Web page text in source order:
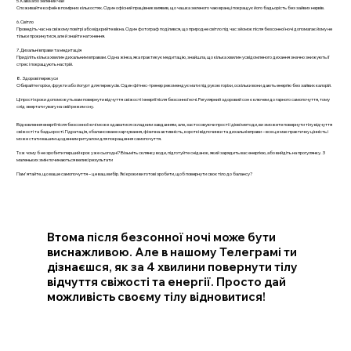
Споживайте кофеїн в помірних кількостях. Один офісний працівник виявив, що чашка зеленого чаю вранці покращує його бадьорість без зайвих нервів.
6. Світло
Проведіть час на свіжому повітрі або відкрийте вікна. Один фотограф поділився, що природне світло під час зйомок після безсонної ночі допомагає йому не
тільки прокинутися, але й знайти натхнення.
7. Дихальні вправи та медитація
Приділіть кілька хвилин дихальним вправам. Одна жінка, яка практикує медитацію, знайшла, що кілька хвилин усвідомленого дихання значно знижують її
стрес і покращують настрій.
8. Здорові перекуси
Обирайте горіхи, фрукти або йогурт для перекусів. Один фітнес-тренер рекомендує мати під рукою горіхи, оскільки вони дають енергію без зайвих калорій.
Ці прості кроки допоможуть вам повернути відчуття свіжості і енергії після безсонної ночі. Регулярний здоровий сон є ключем до гарного самопочуття, тому
слід звертати увагу на свій режим сну.
Відновлення енергії після безсонної ночі може здаватися складним завданням, але, застосовуючи прості і дієві методи, ви зможете повернути тілу відчуття
свіжості та бадьорості. Гідратація, збалансоване харчування, фізична активність, короткі відпочинки та дихальні вправи – все це має практичну цінність і
може стати вашим щоденним ритуалом для покращення самопочуття.
Тож чому б не зробити перший крок уже сьогодні? Візьміть склянку води, підготуйте сніданок, який зарядить вас енергією, або вийдіть на прогулянку. З
маленьких змін починаються великі результати
Пам'ятайте, що ваше самопочуття – це ваш вибір. Які кроки ви готові зробити, щоб повернути своє тіло до балансу?
Втома після безсонної ночі може бути
виснажливою. Але в нашому Телеграмі ти
дізнаєшся, як за 4 хвилини повернути тілу
відчуття свіжості та енергії. Просто дай
можливість своєму тілу відновитися!